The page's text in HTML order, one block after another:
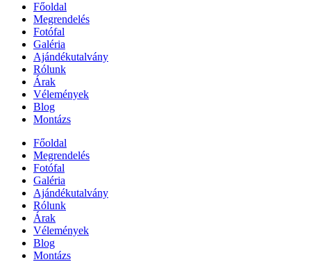
Főoldal
Megrendelés
Fotófal
Galéria
Ajándékutalvány
Rólunk
Árak
Vélemények
Blog
Montázs
Főoldal
Megrendelés
Fotófal
Galéria
Ajándékutalvány
Rólunk
Árak
Vélemények
Blog
Montázs